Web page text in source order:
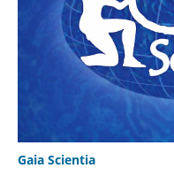
Gaia Scientia